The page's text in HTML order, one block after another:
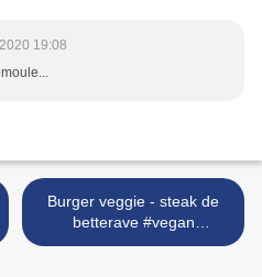
19:08
Burger veggie - steak de
betterave #vegan
#glutenfree >